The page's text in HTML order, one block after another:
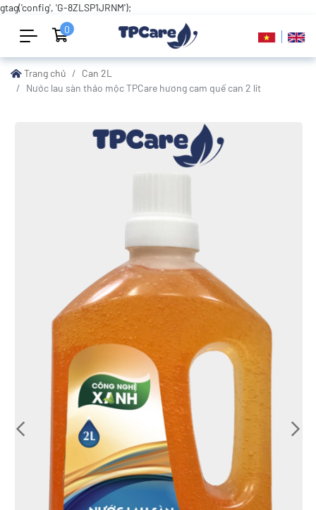
gtag('config', 'G-8ZLSP1JRNM');
0
Trang chủ
Can 2L
Nước lau sàn thảo mộc TPCare hương cam quế can 2 lít